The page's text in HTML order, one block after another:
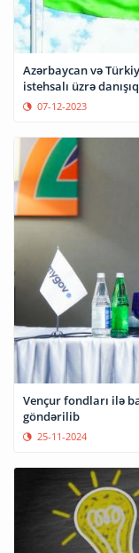
Azərbaycan və
istehsalı üzrə
07-12-2023
Vençur fondları ilə
göndərilib
25-11-2024